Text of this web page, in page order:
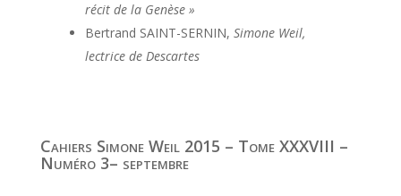
récit de la Genèse »
Bertrand SAINT-SERNIN, Simone Weil,
lectrice de Descartes
Cahiers Simone Weil 2015 – Tome XXXVIII –
Numéro 3– septembre